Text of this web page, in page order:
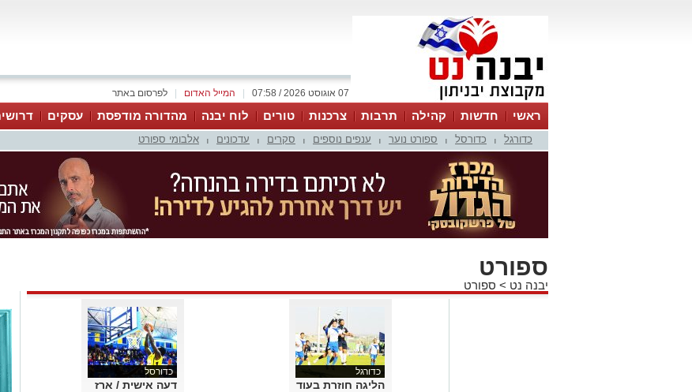
לפרסום באתר המייל האדום 07 אוגוסט 2026 / 07:58
ראשי חדשות קהילה תרבות צרכנות טורים לוח יבנה מהדורה מודפסת עסקים
כדורגל כדורסל ספורט נוער ענפים נוספים סקרים עדכונים אלבומי ספורט
ספורט
יבנה נט > ספורט
כדורגל
הליגה חוזרת בעוד
כדורסל
דעה אישית / ארז